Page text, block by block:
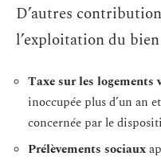
D’autres
l’exploitation du
Taxe sur les logements
inoccupée plus d’un an
concernée par le
Prélèvements sociaux